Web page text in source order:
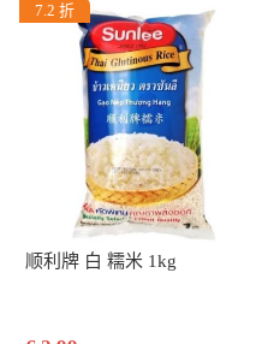
7.2 折
顺利牌 白 糯米 1kg